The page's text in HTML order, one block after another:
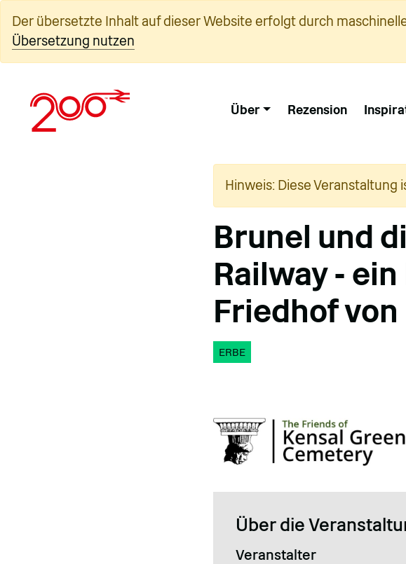
Inhalt
springen
Der übersetzte Inhalt auf dieser Website erfolgt durch
Übersetzung nutzen
Über Rezension
Hinweis: Diese
Brunel und
Railway -
Friedhof von
ERBE
Über die
Veranstalter